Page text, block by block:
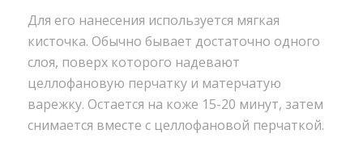
Для его нанесения используется мягкая
кисточка. Обычно бывает достаточно одного
слоя, поверх которого надевают
целлофановую перчатку и матерчатую
варежку. Остается на коже 15-20 минут, затем
снимается вместе с целлофановой перчаткой.